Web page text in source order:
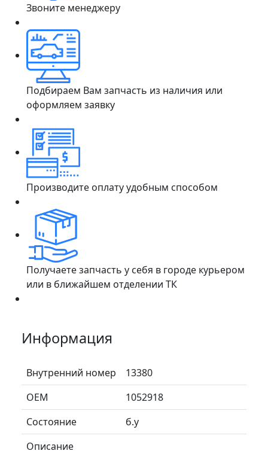
Звоните менеджеру
Подбираем Вам запчасть из наличия или
оформляем заявку
Производите оплату удобным способом
Получаете запчасть у себя в городе курьером
или в ближайшем отделении ТК
Информация
Внутренний номер
13380
ОЕМ
1052918
Состояние
б.у
Описание